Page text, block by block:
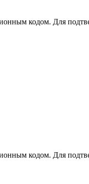
кодом. Для
кодом. Для